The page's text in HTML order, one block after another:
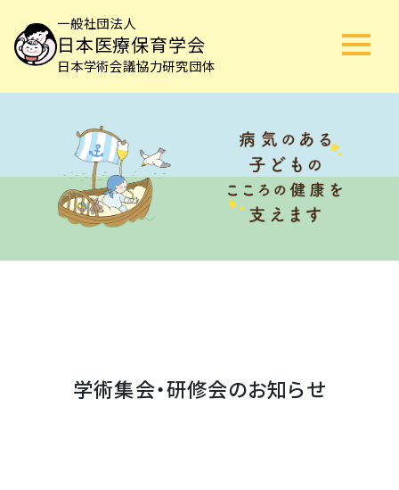
一般社団法人
日本医療保育学会
日本学術会議協力研究団体
学術集会・研修会のお知らせ